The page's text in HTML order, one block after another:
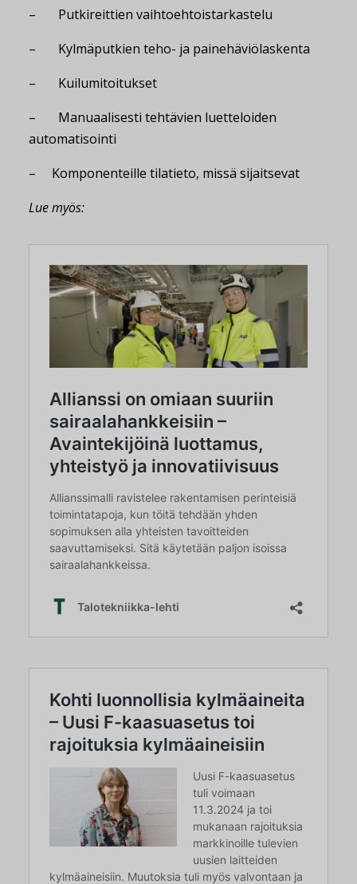
– Putkireittien vaihtoehtoistarkastelu
– Kylmäputkien teho- ja painehäviölaskenta
– Kuilumitoitukset
– Manuaalisesti tehtävien luetteloiden
automatisointi
– Komponenteille tilatieto, missä sijaitsevat
Lue myös: